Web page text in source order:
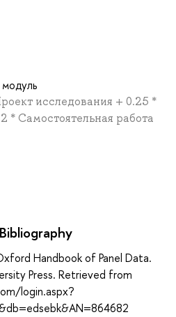
исследования + 0.25 *
* Самостоятельная работа
Handbook of Panel Data.
Press. Retrieved from
login.aspx?